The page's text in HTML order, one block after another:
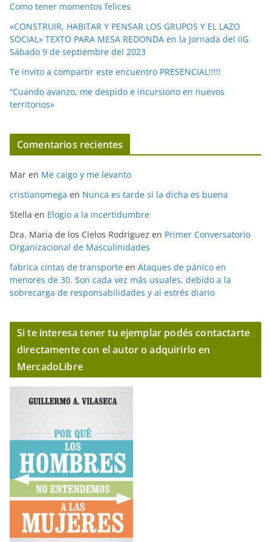
Como tener momentos felices
«CONSTRUIR, HABITAR Y PENSAR LOS GRUPOS Y EL LAZO
SOCIAL» TEXTO PARA MESA REDONDA en la Jornada del IIG
Sábado 9 de septiembre del 2023
Te invito a compartir este encuentro PRESENCIAL!!!!!
“Cuando avanzo, me despido e incursiono en nuevos
territorios»
Comentarios recientes
Mar en Me caigo y me levanto
cristianomega en Nunca es tarde si la dicha es buena
Stella en Elogio a la incertidumbre
Dra. Maria de los Cielos Rodriguez en Primer Conversatorio
Organizacional de Masculinidades
fabrica cintas de transporte en Ataques de pánico en
menores de 30. Son cada vez más usuales, debido a la
sobrecarga de responsabilidades y al estrés diario
Si te interesa tener tu ejemplar podés contactarte
directamente con el autor o adquirirlo en
MercadoLibre